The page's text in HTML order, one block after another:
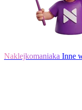
Naklejkomaniaka Inne